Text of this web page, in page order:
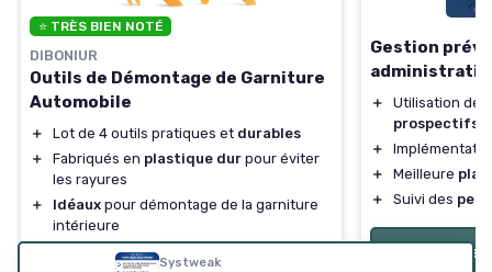
⭐ TRÈS BIEN NOTÉ
DIBONIUR
Outils de Démontage de Garniture
Automobile
＋ Lot de 4 outils pratiques et durables
＋
Fabriqués en plastique dur pour éviter
les rayures
＋
Idéaux pour démontage de la garniture
intérieure
Couleur orange
Gestion
＋ Utilisation de
prospectifs
＋
＋
Meilleure
＋
Suivi des
Voir l'offre
Systweak